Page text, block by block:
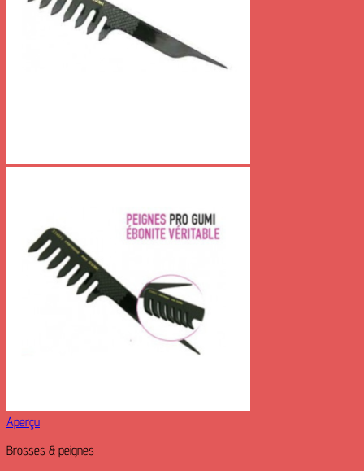
Aperçu
Brosses & peignes